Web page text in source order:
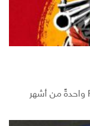
لعبة Red Dead تعد سلسلة ألعاب Red Dead واحدةً من أشهر